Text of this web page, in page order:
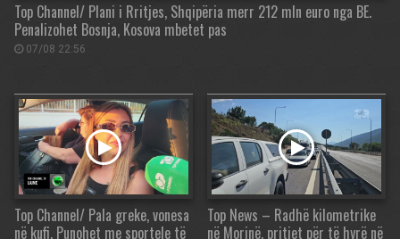
Top Channel/ Plani i Rritjes, Shqipëria merr 212 mln euro nga BE.
Penalizohet Bosnja, Kosova mbetet pas
07/08 22:56
Top Channel/ Pala greke, vonesa
në kufi. Punohet me sportele të
Top News – Radhë kilometrike
në Morinë, pritjet për të hyrë në